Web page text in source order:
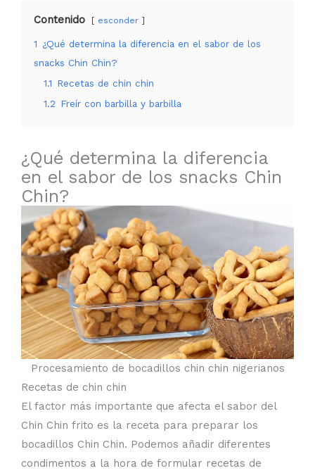
Contenido esconder
1 ¿Qué determina la diferencia en el sabor de los
snacks Chin Chin?
1.1 Recetas de chin chin
1.2 Freír con barbilla y barbilla
¿Qué determina la diferencia
en el sabor de los snacks Chin
Chin?
Procesamiento de bocadillos chin chin nigerianos
Recetas de chin chin
El factor más importante que afecta el sabor del
Chin Chin frito es la receta para preparar los
bocadillos Chin Chin. Podemos añadir diferentes
condimentos a la hora de formular recetas de